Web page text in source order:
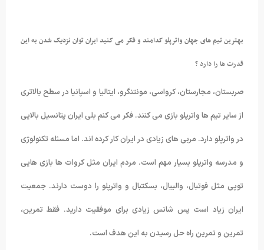
بهترین تیم های جهان واترپلو کدامند و فکر می کنید ایران توان نزدیک شدن به این
قدرت ها را دارد ؟
صربستان، مجارستان، کرواسی، مونتنگرو، ایتالیا و اسپانیا در سطح بالاتری
از سایر تیم ها واترپلو بازی می کنند. فکر می کنم بلی ایران پتانسیل بالایی
در واترپلو دارد. مربی های زیادی در ایران کار کرده اند. اما مسئله تکنولوژی
و مدرسه واترپلو بسیار مهم است. مردم ایران مثل کروات ها بازی هایی
توپی مثل فوتبال، والیبال، بسکتبال و واترپلو را دوست دارند. جمعیت
ایران زیاد است پس شانس زیادی برای موفقیت دارید. فقط تمرین،
تمرین و تمرین راه حل رسیدن به این هدف است.